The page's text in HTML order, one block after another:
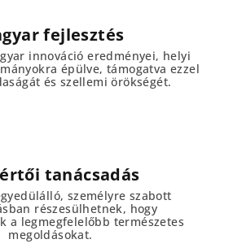
fejlesztés
innováció eredményei, helyi
épülve, támogatva ezzel
és szellemi örökségét.
tanácsadás
személyre szabott
részesülhetnek, hogy
a legmegfelelőbb természetes
megoldásokat.